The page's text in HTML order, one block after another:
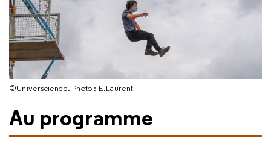
©Universcience. Photo : E.Laurent
Au programme